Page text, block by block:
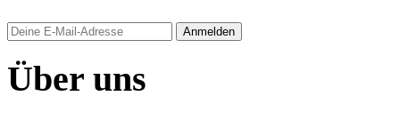
Anmelden
Über uns